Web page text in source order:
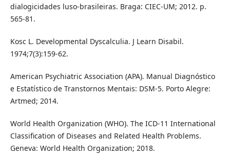
dialogicidades luso-brasileiras. Braga: CIEC-UM; 2012. p.
565-81.
Kosc L. Developmental Dyscalculia. J Learn Disabil.
1974;7(3):159-62.
American Psychiatric Association (APA). Manual Diagnóstico
e Estatístico de Transtornos Mentais: DSM-5. Porto Alegre:
Artmed; 2014.
World Health Organization (WHO). The ICD-11 International
Classification of Diseases and Related Health Problems.
Geneva: World Health Organization; 2018.